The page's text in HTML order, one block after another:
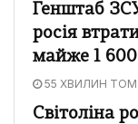
Генштаб
росія
майже 1 600
55 ХВИЛИН
Світоліна